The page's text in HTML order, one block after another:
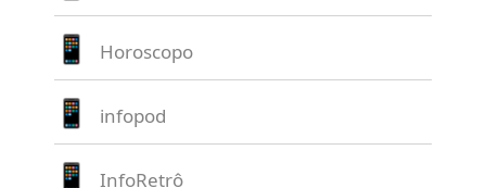
Horoscopo
infopod
InfoRetrô